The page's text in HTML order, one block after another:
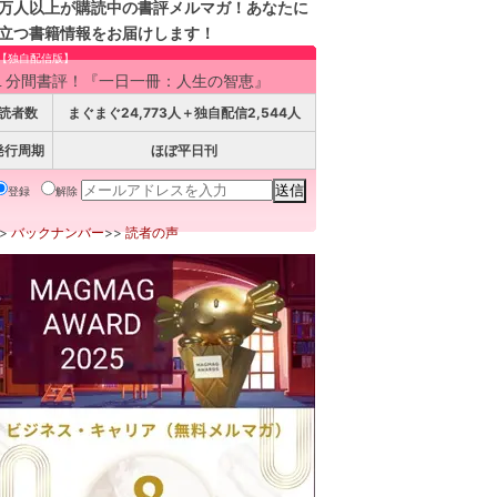
人以上が購読中の書評メルマガ！あなたに
つ書籍情報をお届けします！
独自配信版】
分間書評！『一日一冊：人生の智恵』
者数 まぐまぐ24,773人＋独自配信2,544人
行周期 ほぼ平日刊
登録 解除
バックナンバー>>読者の声